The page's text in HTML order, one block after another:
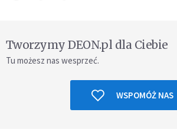
Tworzymy DEON.pl dla Ciebie
Tu możesz nas wesprzeć.
WSPOMÓŻ NAS